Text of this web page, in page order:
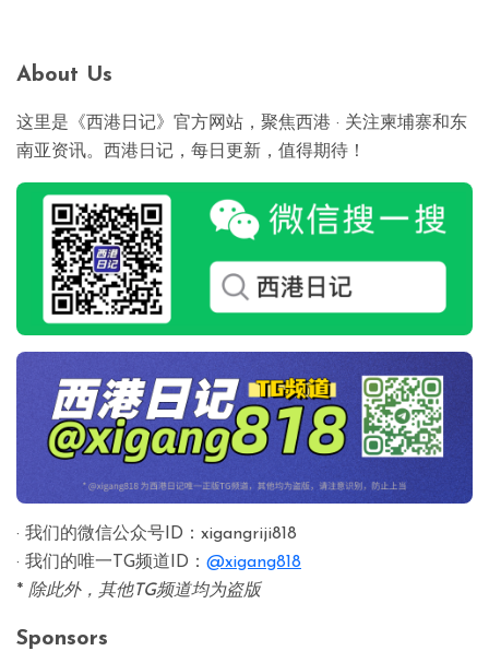
About Us
这里是《西港日记》官方网站，聚焦西港 · 关注柬埔寨和东
南亚资讯。西港日记，每日更新，值得期待！
· 我们的微信公众号ID：xigangriji818
· 我们的唯一TG频道ID： @xigang818
* 除此外，其他TG频道均为盗版
Sponsors